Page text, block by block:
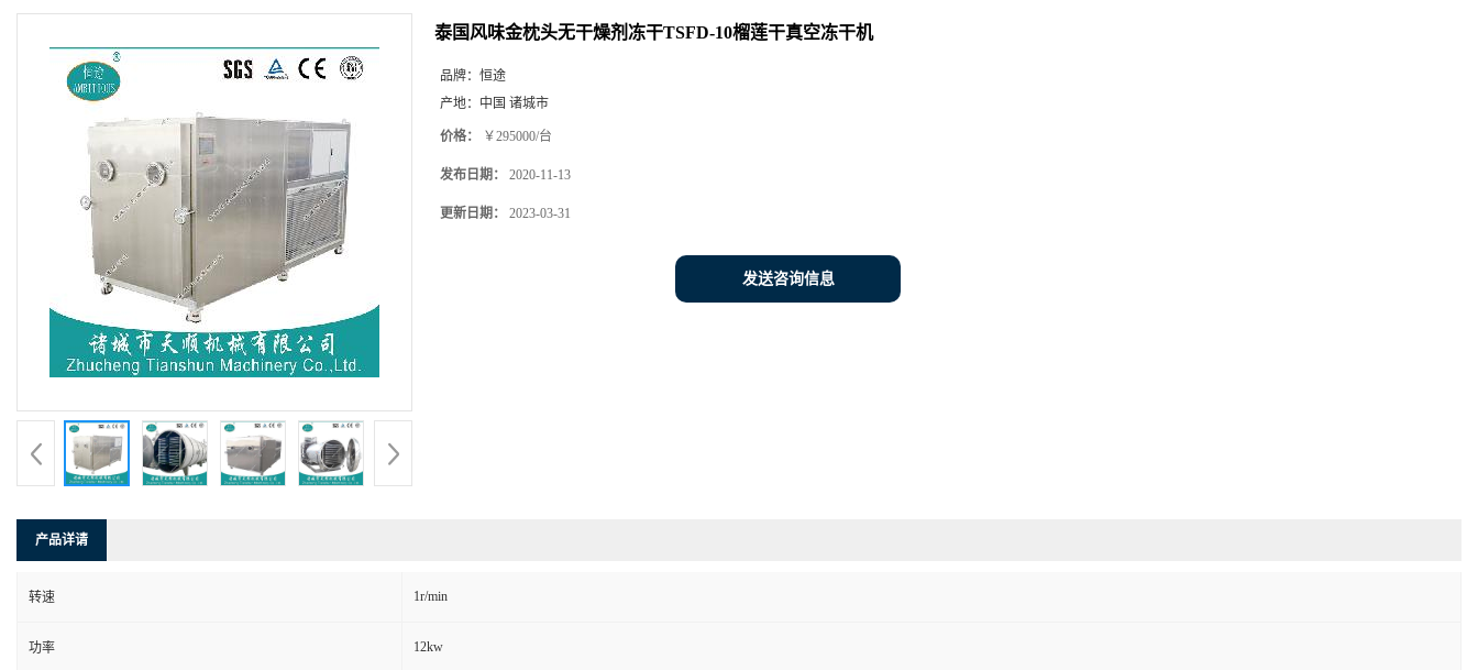
泰国风味金枕头无干燥剂冻干TSFD-10榴莲干真空冻干机
品牌： 恒途
产地： 中国 诸城市
价格： ￥295000/台
发布日期： 2020-11-13
更新日期： 2023-03-31
发送咨询信息
产品详请
转速 1r/min
功率 12kw